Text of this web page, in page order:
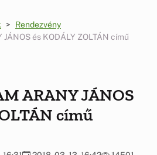
Rendezvény
és KODÁLY ZOLTÁN című
ARANY JÁNOS
című